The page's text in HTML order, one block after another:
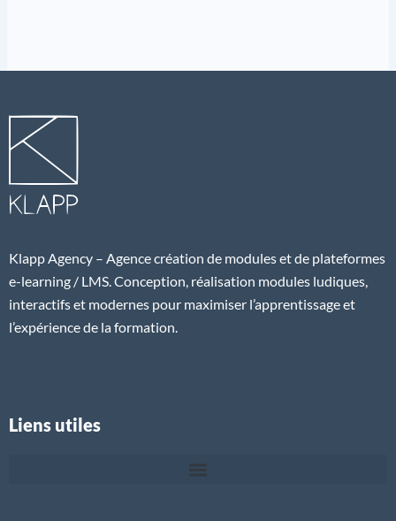
Klapp Agency – Agence création de modules et de plateformes
e-learning / LMS. Conception, réalisation modules ludiques,
interactifs et modernes pour maximiser l’apprentissage et
l’expérience de la formation.
Liens utiles